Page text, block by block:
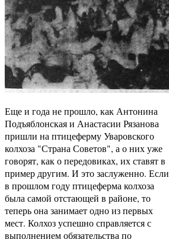
Еще и года не прошло, как Антонина
Подъяблонская и Анастасии Рязанова
пришли на птицеферму Уваровского
колхоза "Страна Советов", а о них уже
говорят, как о передовиках, их ставят в
пример другим. И это заслуженно. Если
в прошлом году птицеферма колхоза
была самой отстающей в районе, то
теперь она занимает одно из первых
мест. Колхоз успешно справляется с
выполнением обязательства по